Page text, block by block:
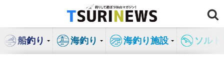
ン
船釣り 海釣り 海釣り施設 ソル